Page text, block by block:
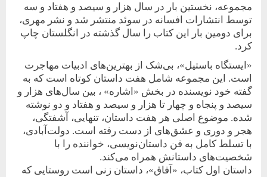
مجموعه، نخستین بار در سال هزار ‌و ‌سیصد ‌و هفتاد ‌و سه
توسط انتشارات افسانه در سوئد منتشر شد و نشر مهری،
برای دومین بار این کتاب را سال گذشته در انگلستان چاپ
کرد.
«ایستگاه باستیل»، بی‌شک از بهترین‌های ادبیات مهاجرت
است. این مجموعه شامل هفت داستان کوتاه است که به
گفته خود نویسنده در بخش «اشاره» ، بین سال‌های هزار ‌و
سیصد ‌و پنجاه ‌‌و ‌چهار تا هزار ‌‌و سیصد ‌و هفتاد ‌و ‌دو نوشته
شده. موضوع اصلی هر هفت داستان، تنهایی، آشفتگی،
هجر و دوری و عشق‌های از دست رفته است. دولت‌آبادی،
با تسلط کامل به فن داستان‌نویسی، خواننده را با
شخصیت‌های داستانش همراه می‌کند.
داستان اول کتاب، «آفاق»، داستان زنی است روستایی که